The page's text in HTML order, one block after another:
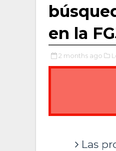
en la
2 months ago
Las